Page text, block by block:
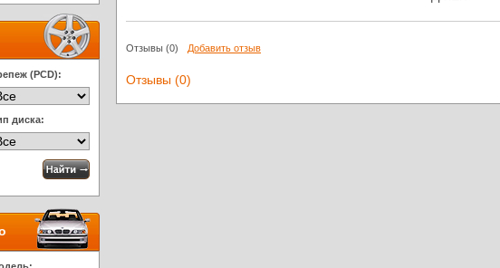
(PCD):
диска:
Отзывы (0) Добавить отзыв
Отзывы (0)